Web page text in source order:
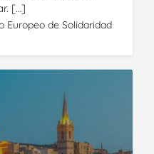
[…]
Europeo de Solidaridad